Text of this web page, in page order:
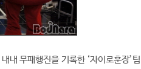
내 무패행진을 기록한 ‘자이로훈장’팀